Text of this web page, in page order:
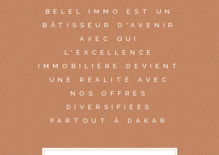
BELEL IMMO EST UN
BÂTISSEUR D'AVENIR
AVEC QUI
L'EXCELLENCE
IMMOBILIÈRE DEVIENT
UNE RÉALITÉ AVEC
NOS OFFRES
DIVERSIFIÉES
PARTOUT À DAKAR